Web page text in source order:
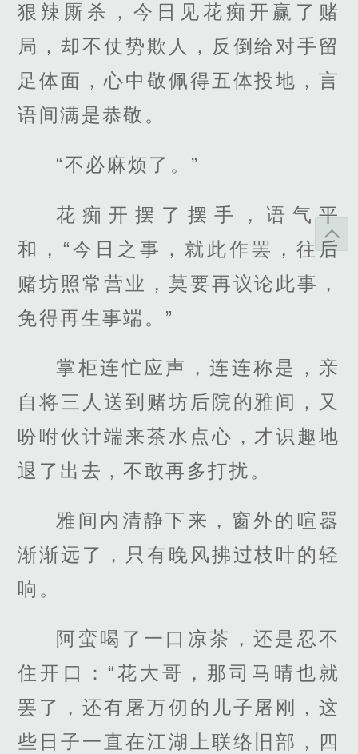
狠辣厮杀，今日见花痴开赢了赌
局，却不仗势欺人，反倒给对手留
足体面，心中敬佩得五体投地，言
语间满是恭敬。
“不必麻烦了。”
花痴开摆了摆手，语气平
和，“今日之事，就此作罢，往后
赌坊照常营业，莫要再议论此事，
免得再生事端。”
掌柜连忙应声，连连称是，亲
自将三人送到赌坊后院的雅间，又
吩咐伙计端来茶水点心，才识趣地
退了出去，不敢再多打扰。
雅间内清静下来，窗外的喧嚣
渐渐远了，只有晚风拂过枝叶的轻
响。
阿蛮喝了一口凉茶，还是忍不
住开口：“花大哥，那司马晴也就
罢了，还有屠万仞的儿子屠刚，这
些日子一直在江湖上联络旧部，四